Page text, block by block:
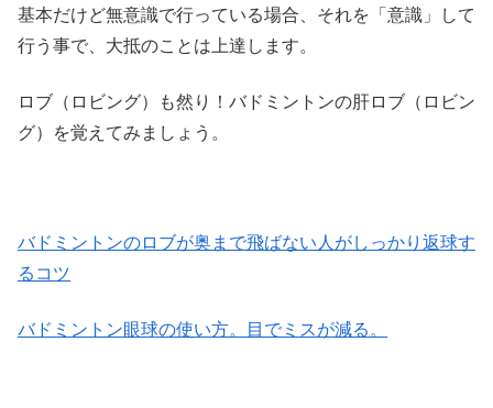
基本だけど無意識で行っている場合、それを「意識」して
行う事で、大抵のことは上達します。
ロブ（ロビング）も然り！バドミントンの肝ロブ（ロビン
グ）を覚えてみましょう。
バドミントンのロブが奥まで飛ばない人がしっかり返球す
るコツ
バドミントン眼球の使い方。目でミスが減る。